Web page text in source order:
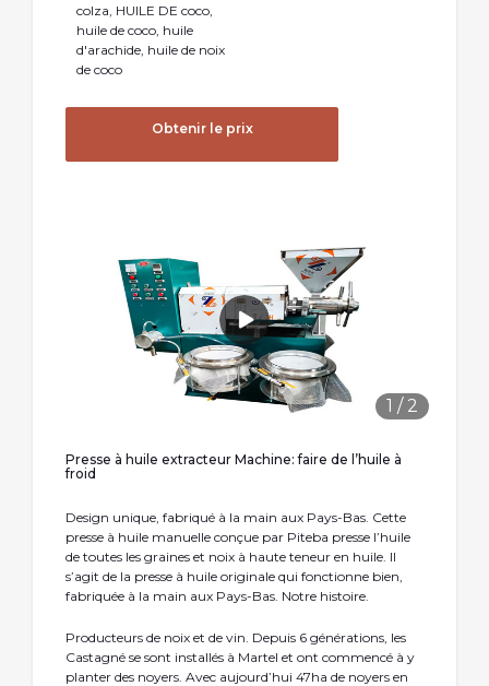
colza, HUILE DE coco,
huile de coco, huile
d'arachide, huile de noix
de coco
Obtenir le prix
1 / 2
Presse à huile extracteur Machine: faire de l’huile à
froid
Design unique, fabriqué à la main aux Pays-Bas. Cette
presse à huile manuelle conçue par Piteba presse l’huile
de toutes les graines et noix à haute teneur en huile. Il
s’agit de la presse à huile originale qui fonctionne bien,
fabriquée à la main aux Pays-Bas. Notre histoire.
Producteurs de noix et de vin. Depuis 6 générations, les
Castagné se sont installés à Martel et ont commencé à y
planter des noyers. Avec aujourd’hui 47ha de noyers en